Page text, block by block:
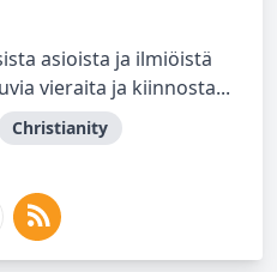
asioista ja ilmiöistä
vieraita ja kiinnosta...
Christianity